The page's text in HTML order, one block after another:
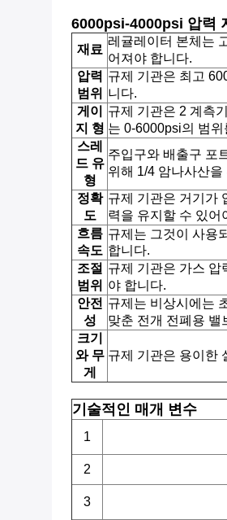
6000psi-4000psi 압력
재료
레귤레이터 본체는
어져야 합니다.
압력
범위
규제 기관은 최고
니다.
게이
지 형
규제 기관은 2 계측
는 0-6000psi의 범
스레
드 유
형
주입구와 배출구 포
위해 1/4 암나사산
정확
도
규제 기관은 거기가
력을 유지할 수 있어
흐름
속도
규제는 그것이 사용
합니다.
조절
범위
규제 기관은 가스 압
야 합니다.
안전
성
규제는 비상시에는
맞춘 전개 전폐용 밸
크기
와 무
게
규제 기관은 용이한
기술적인 매개 변수
1
2
3